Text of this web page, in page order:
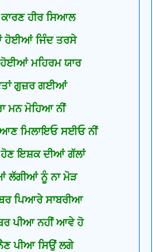
ਕਾਰਣ ਹੀਰ ਸਿਆਲ
ਹੋਈਆਂ ਜਿੰਦ ਤਰਸੇ
ਹੋਈਆਂ ਮਹਿਰਮ ਯਾਰ
ਗੁਜ਼ਰ ਗਈਆਂ
ਮਨ ਮੋਹਿਆ ਨੀਂ
ਆਣ ਮਿਲਾਇਓ ਸਈਓ ਨੀਂ
ਇਸ਼ਕ ਦੀਆਂ ਗੱਲਾਂ
ਲੱਗੀਆਂ ਨੂੰ ਨਾ ਮੋੜ
ਪਿਆਰੇ ਸਾਬਰੀਆ
ਪੀਆ ਨਹੀਂ ਆਵੇ ਹੋ
ਪੀਆ ਸਿਉਂ ਲਗੇ